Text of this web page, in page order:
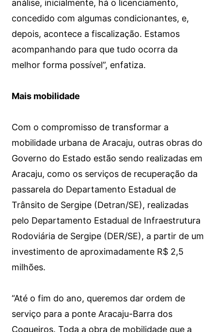
análise, inicialmente, há o licenciamento,
concedido com algumas condicionantes, e,
depois, acontece a fiscalização. Estamos
acompanhando para que tudo ocorra da
melhor forma possível”, enfatiza.
Mais mobilidade
Com o compromisso de transformar a
mobilidade urbana de Aracaju, outras obras do
Governo do Estado estão sendo realizadas em
Aracaju, como os serviços de recuperação da
passarela do Departamento Estadual de
Trânsito de Sergipe (Detran/SE), realizadas
pelo Departamento Estadual de Infraestrutura
Rodoviária de Sergipe (DER/SE), a partir de um
investimento de aproximadamente R$ 2,5
milhões.
“Até o fim do ano, queremos dar ordem de
serviço para a ponte Aracaju-Barra dos
Coqueiros. Toda a obra de mobilidade que a